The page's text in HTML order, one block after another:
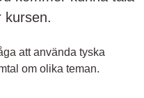
kursen.
att använda tyska
om olika teman.